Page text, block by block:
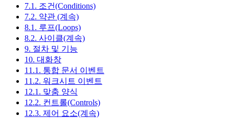
7.1. 조건(Conditions)
7.2. 약관 (계속)
8.1. 루프(Loops)
8.2. 사이클(계속)
9. 절차 및 기능
10. 대화창
11.1. 통합 문서 이벤트
11.2. 워크시트 이벤트
12.1. 맞춤 양식
12.2. 컨트롤(Controls)
12.3. 제어 요소(계속)